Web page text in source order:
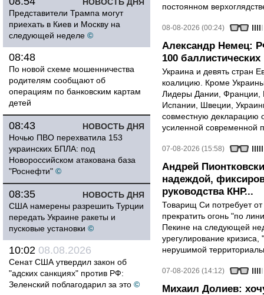
Представители Трампа могут
приехать в Киев и Москву на
следующей неделе ©
08:48
По новой схеме мошенничества
родителям сообщают об
операциям по банковским картам
детей
НОВОСТЬ ДНЯ
08:43
Ночью ПВО перехватила 153
украинских БПЛА: под
Новороссийском атакована база
"Роснефти" ©
НОВОСТЬ ДНЯ
08:35
США намерены разрешить Турции
передать Украине ракеты и
пусковые установки ©
10:02 08.08.2026
Сенат США утвердил закон об
"адских санкциях" против РФ:
Зеленский поблагодарил за это ©
постоянном
08-08-2026 (00:24)
Александр Немец:
100 баллистических
Украина и девять стран
коалицию. Кроме
Лидеры Дании, Франции,
Испании, Швеции,
совместную декларацию
усиленной современной
07-08-2026 (15:58)
Андрей
надеждой,
руководства КНР...
Товарищ Си потребует
прекратить огонь "по
Пекине на следующей
урегулирование
нерушимой
07-08-2026 (14:12)
Михаил Долиев: